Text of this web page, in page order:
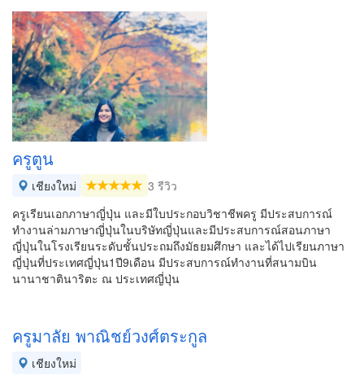
ครูตูน
เชียงใหม่
3 รีวิว
ครูเรียนเอกภาษาญี่ปุ่น และมีใบประกอบวิชาชีพครู มีประสบการณ์
ทำงานล่ามภาษาญี่ปุ่นในบริษัทญี่ปุ่นและมีประสบการณ์สอนภาษา
ญี่ปุ่นในโรงเรียนระดับชั้นประถมถึงมัธยมศึกษา และได้ไปเรียนภาษา
ญี่ปุ่นที่ประเทศญี่ปุ่น1ปี9เดือน มีประสบการณ์ทำงานที่สนามบิน
นานาชาตินาริตะ ณ ประเทศญี่ปุ่น
ครูมาลัย พาณิชย์วงศ์ตระกูล
เชียงใหม่